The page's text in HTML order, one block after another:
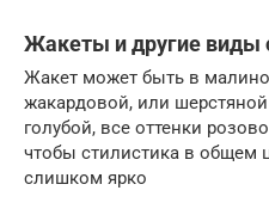
Жакеты и другие
Жакет может быть в
жакардовой, или
голубой, все оттенки
чтобы стилистика в общем
слишком ярко